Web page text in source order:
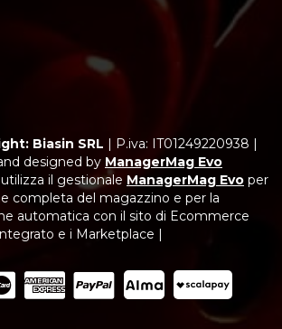
Biasin SRL | P.iva: IT01249220938 |
designed by ManagerMag Evo
il gestionale ManagerMag Evo per
completa del magazzino e per la
automatica con il sito di Ecommerce
e i Marketplace |